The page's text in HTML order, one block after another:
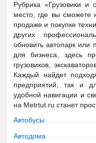
Рубрика «Грузовики
место, где вы сможете
продаже и покупке
других
обновить автопарк или
для бизнеса, здесь
грузовиков,
Каждый найдет
предприятий, так и
удобной навигации и
на Metrtut.ru станет
Автобусы
Автодома